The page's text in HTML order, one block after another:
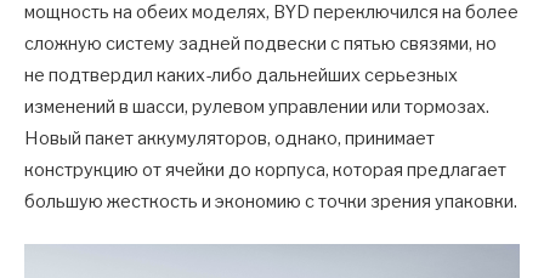
мощность на обеих моделях, BYD переключился на более
сложную систему задней подвески с пятью связями, но
не подтвердил каких-либо дальнейших серьезных
изменений в шасси, рулевом управлении или тормозах.
Новый пакет аккумуляторов, однако, принимает
конструкцию от ячейки до корпуса, которая предлагает
большую жесткость и экономию с точки зрения упаковки.